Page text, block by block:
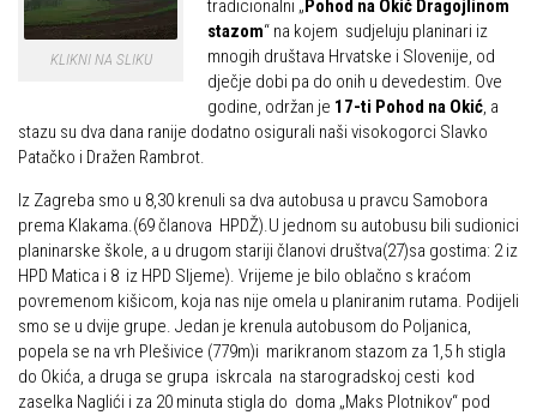
Obiteljska
Plan izleta Obiteljske sekcije za 2026. godinu
Izvješća s izleta Obiteljske sekcije
Pruži mi ruku – OSI
OSI Novosti
Izleti
Izvješća s izleta OSI
Visokogorci
Novosti SVP
Alpinistička škola
Speleološka škola HPD Željezničar
Gojzerica
Špiljama Lijepe Naše
Hrvatske planinarske kuće
50 vrhova za 50 godina društva
Od vrha do vrha
4 godišnja doba na Oštrcu
Beži Jankec
KLIKNI NA SLIKU
tradicionalni „Pohod na Okić Dragojlinom
stazom“ na kojem sudjeluju planinari iz
mnogih društava Hrvatske i Slovenije, od
dječje dobi pa do onih u devedestim. Ove
godine, održan je 17-ti Pohod na Okić, a
stazu su dva dana ranije dodatno osigurali naši visokogorci Slavko
Patačko i Dražen Rambrot.
Iz Zagreba smo u 8,30 krenuli sa dva autobusa u pravcu Samobora
prema Klakama.(69 članova HPDŽ).U jednom su autobusu bili sudionici
planinarske škole, a u drugom stariji članovi društva(27)sa gostima: 2 iz
HPD Matica i 8 iz HPD Sljeme). Vrijeme je bilo oblačno s kraćom
povremenom kišicom, koja nas nije omela u planiranim rutama. Podijeli
smo se u dvije grupe. Jedan je krenula autobusom do Poljanica,
popela se na vrh Plešivice (779m)i marikranom stazom za 1,5 h stigla
do Okića, a druga se grupa iskrcala na starogradskoj cesti kod
zaselka Naglići i za 20 minuta stigla do doma „Maks Plotnikov“ pod